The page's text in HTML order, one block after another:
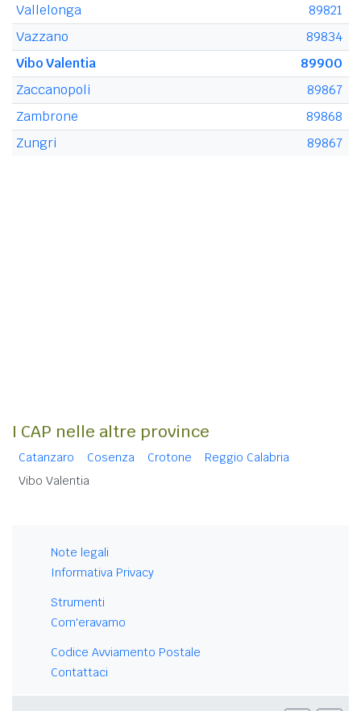
Vallelonga
89821
Vazzano
89834
Vibo Valentia
89900
Zaccanopoli
89867
Zambrone
89868
Zungri
89867
I CAP nelle altre province
Catanzaro Cosenza Crotone
Reggio Calabria
Vibo Valentia
Note legali
Informativa Privacy
Strumenti
Com'eravamo
Codice Avviamento Postale
Contattaci